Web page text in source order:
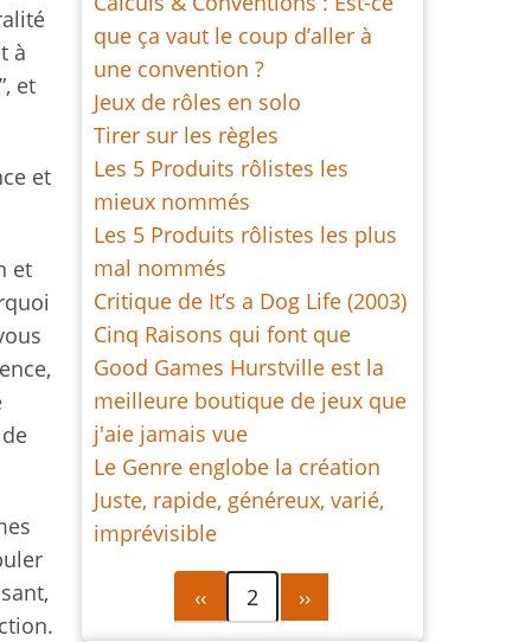
à
et
et
et
que ça vaut le coup d’aller à
une convention ?
Jeux de rôles en solo
Tirer sur les règles
Les 5 Produits rôlistes les
mieux nommés
Les 5 Produits rôlistes les plus
mal nommés
Critique de It’s a Dog Life (2003)
Cinq Raisons qui font que
Good Games Hurstville est la
meilleure boutique de jeux que
j'aie jamais vue
Le Genre englobe la création
Juste, rapide, généreux, varié,
imprévisible
Pagination
Page
précédente
‹‹ 2
Page
suivante
››